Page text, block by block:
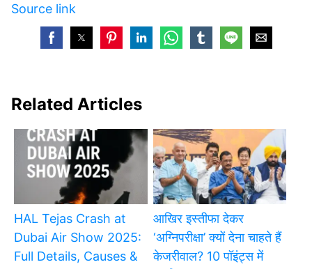
Source link
Related Articles
HAL Tejas Crash at
Dubai Air Show 2025:
Full Details, Causes &
आखिर इस्तीफा देकर
‘अग्निपरीक्षा’ क्यों देना चाहते हैं
केजरीवाल? 10 पॉइंट्स में